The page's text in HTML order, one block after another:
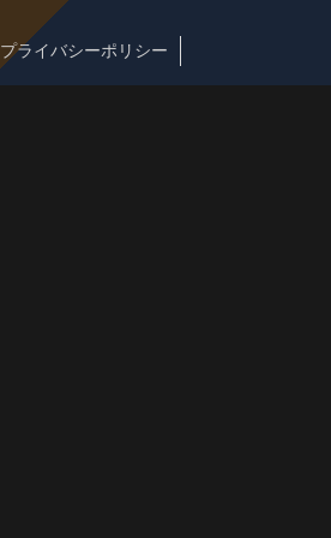
プライバシーポリシー